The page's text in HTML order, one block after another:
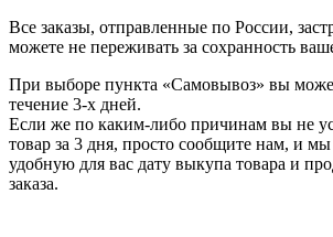
Все заказы, отправленные по России,
можете не переживать за сохранность
При выборе пункта «Самовывоз» вы
течение 3-х дней.
Если же по каким-либо причинам вы не
товар за 3 дня, просто сообщите нам, и мы
удобную для вас дату выкупа товара и
заказа.